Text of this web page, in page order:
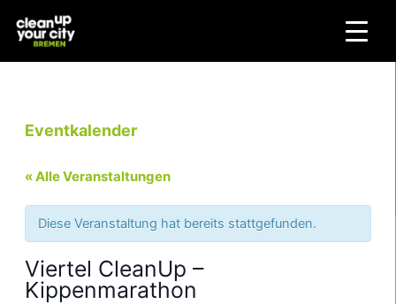
Inhalt
springen
Eventkalender
« Alle Veranstaltungen
Diese Veranstaltung hat bereits stattgefunden.
Viertel CleanUp –
Kippenmarathon